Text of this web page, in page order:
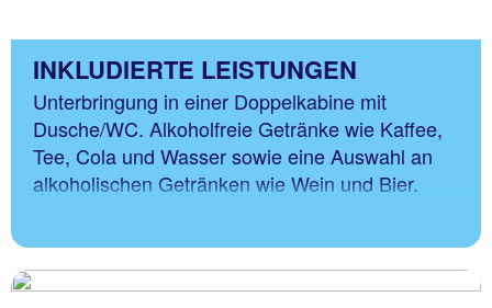
INKLUDIERTE LEISTUNGEN
Unterbringung in einer Doppelkabine mit
Dusche/WC. Alkoholfreie Getränke wie Kaffee,
Tee, Cola und Wasser sowie eine Auswahl an
alkoholischen Getränken wie Wein und Bier.